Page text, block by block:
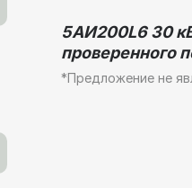
5АИ200L6 30
проверенного
*Предложение не